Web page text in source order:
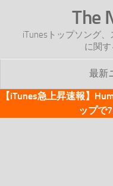
The
iTunesトップソング
に関
最新
TOP
【iTunes急上昇速報】
ップで